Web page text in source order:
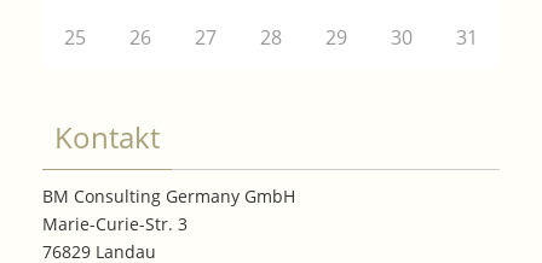
25 26 27 28 29 30 31
Kontakt
BM Consulting Germany GmbH
Marie-Curie-Str. 3
76829 Landau